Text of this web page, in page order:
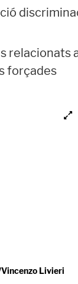
relacionats
forçades
Vincenzo Livieri